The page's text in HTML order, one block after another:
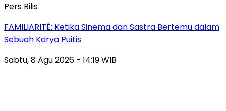
Pers Rilis
FAMILIARITÉ: Ketika Sinema dan Sastra Bertemu dalam
Sebuah Karya Puitis
Sabtu, 8 Agu 2026 - 14:19 WIB